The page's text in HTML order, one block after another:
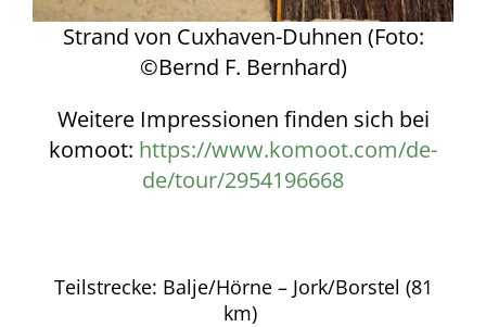
Strand von Cuxhaven-Duhnen (Foto:
©Bernd F. Bernhard)
Weitere Impressionen finden sich bei
komoot: https://www.komoot.com/de-
de/tour/2954196668
Teilstrecke: Balje/Hörne – Jork/Borstel (81
km)